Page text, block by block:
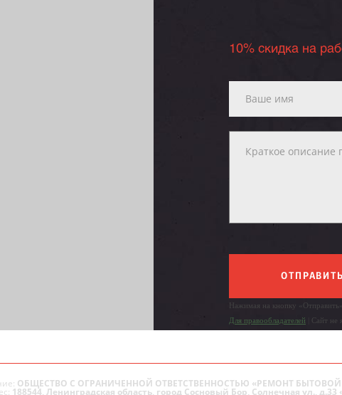
10% скидка на
ОТПРАВИТЬ
Нажимая на кнопку
Для правообладателей | Сайт не
ОБЩЕСТВО С ОГРАНИЧЕННОЙ ОТВЕТСТВЕННОСТЬЮ «РЕМОНТ БЫТОВОЙ
188544, Ленинградская область, город Сосновый Бор, Солнечная ул., д.33